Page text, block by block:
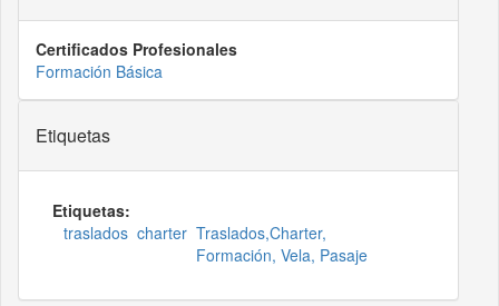
Certificados Profesionales
Formación Básica
Etiquetas
Etiquetas:
traslados charter Traslados,Charter,
Formación, Vela, Pasaje